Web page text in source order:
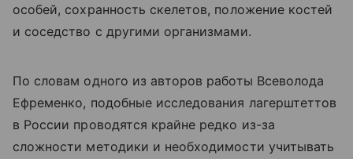
особей, сохранность скелетов, положение костей
и соседство с другими организмами.
По словам одного из авторов работы Всеволода
Ефременко, подобные исследования лагерштеттов
в России проводятся крайне редко из-за
сложности методики и необходимости учитывать